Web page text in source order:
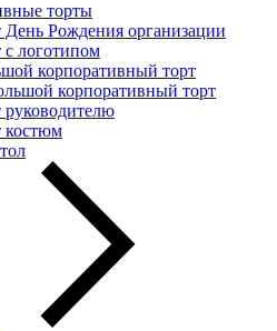
торты
День Рождения организации
с логотипом
корпоративный торт
корпоративный торт
руководителю
костюм